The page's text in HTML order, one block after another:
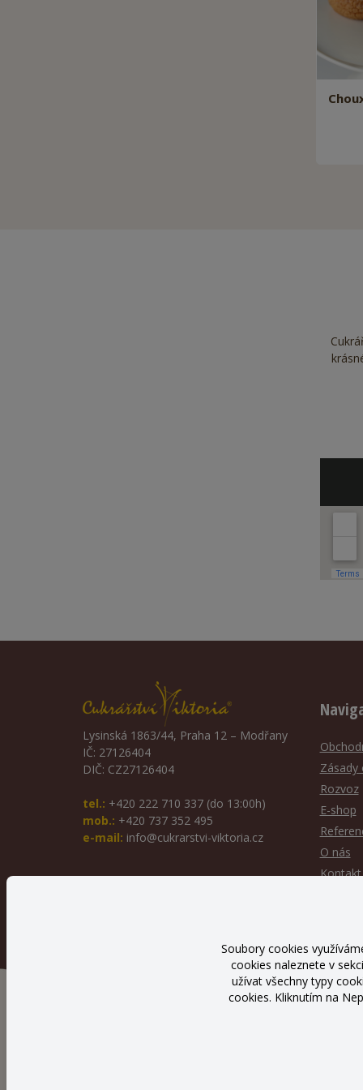
Lysinská 1863/44, Praha 12 – Modřany
IČ: 27126404
DIČ: CZ27126404
tel.: +420 222 710 337 (do 13:00h)
mob.: +420 737 352 495
e-mail: info@cukrarstvi-viktoria.cz
Zásady
Rozvoz
E-shop
O nás
Kontakt